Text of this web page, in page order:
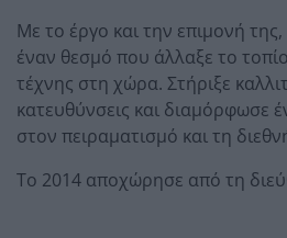
Με το έργο και την επιμονή της,
έναν θεσμό που άλλαξε το
τέχνης στη χώρα. Στήριξε
κατευθύνσεις και διαμόρφωσε
στον πειραματισμό και τη
Το 2014 αποχώρησε από τη